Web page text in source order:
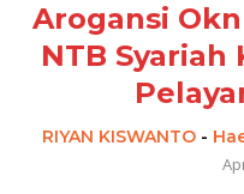
Arogansi
NTB Syariah
RIYAN KISWANTO-